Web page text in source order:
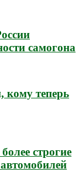
самогона
кому теперь
строгие